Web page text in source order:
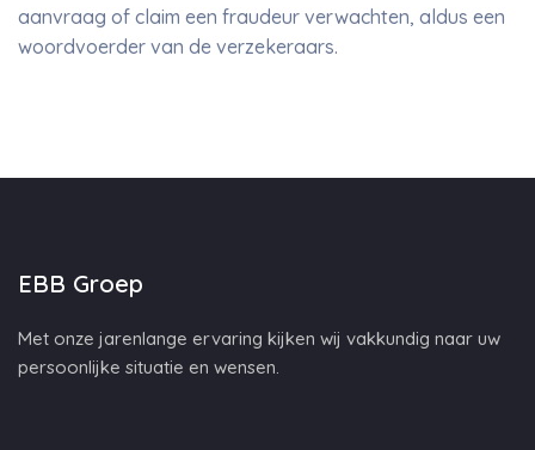
aanvraag of claim een fraudeur verwachten, aldus een
woordvoerder van de verzekeraars.
EBB Groep
Met onze jarenlange ervaring kijken wij vakkundig naar uw
persoonlijke situatie en wensen.